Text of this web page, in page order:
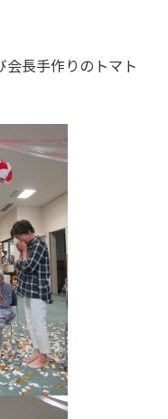
長手作りのトマト